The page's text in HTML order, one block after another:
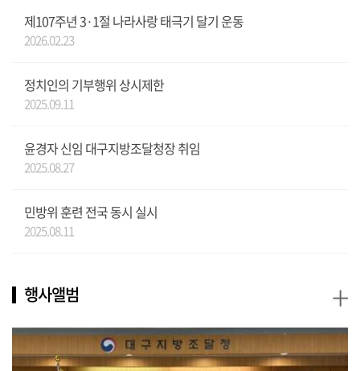
제107주년 3·1절 나라사랑 태극기 달기 운동
2026.02.23
정치인의 기부행위 상시제한
2025.09.11
윤경자 신임 대구지방조달청장 취임
2025.08.27
민방위 훈련 전국 동시 실시
2025.08.11
행사앨범 +